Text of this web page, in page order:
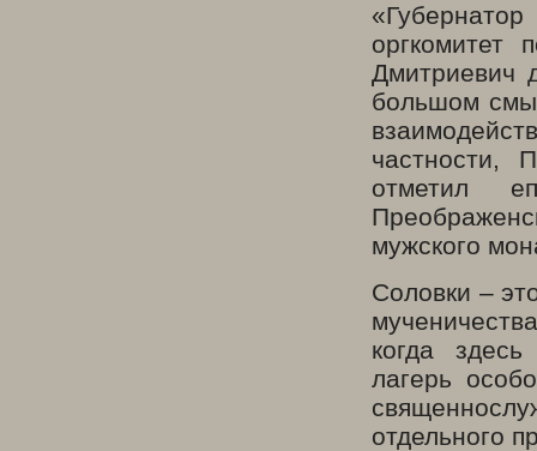
оргкомитет
Дмитриевич
большом
частности,
отметил
мужского
Соловки –
когда
лагерь
отдельного